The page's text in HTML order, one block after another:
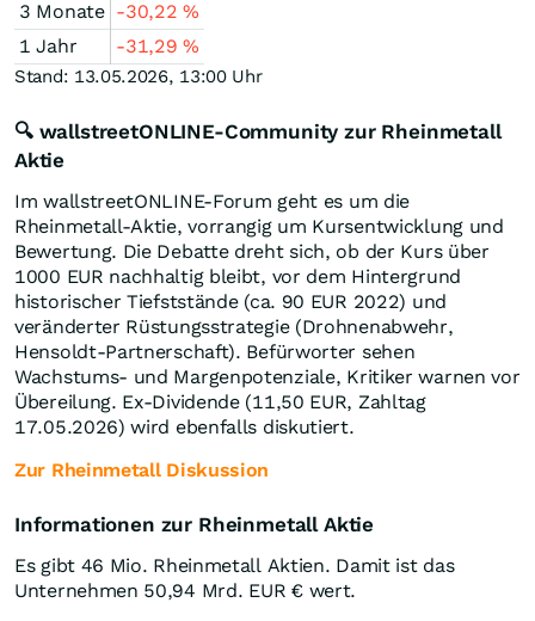
3 Monate -30,22%
1 Jahr
-31,29%
Stand: 13.05.2026, 13:00 Uhr
🔍 wallstreetONLINE-Community zur Rheinmetall
Aktie
Im wallstreetONLINE-Forum geht es um die
Rheinmetall-Aktie, vorrangig um Kursentwicklung und
Bewertung. Die Debatte dreht sich, ob der Kurs über
1000 EUR nachhaltig bleibt, vor dem Hintergrund
historischer Tiefststände (ca. 90 EUR 2022) und
veränderter Rüstungsstrategie (Drohnenabwehr,
Hensoldt-Partnerschaft). Befürworter sehen
Wachstums- und Margenpotenziale, Kritiker warnen vor
Übereilung. Ex-Dividende (11,50 EUR, Zahltag
17.05.2026) wird ebenfalls diskutiert.
Zur Rheinmetall Diskussion
Informationen zur Rheinmetall Aktie
Es gibt 46 Mio. Rheinmetall Aktien. Damit ist das
Unternehmen 50,94 Mrd. EUR € wert.